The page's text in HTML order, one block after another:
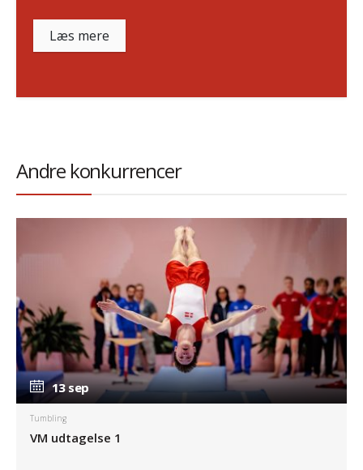
Læs mere
Andre konkurrencer
13 sep
13 sep
Tumbling
VM udtagelse 1